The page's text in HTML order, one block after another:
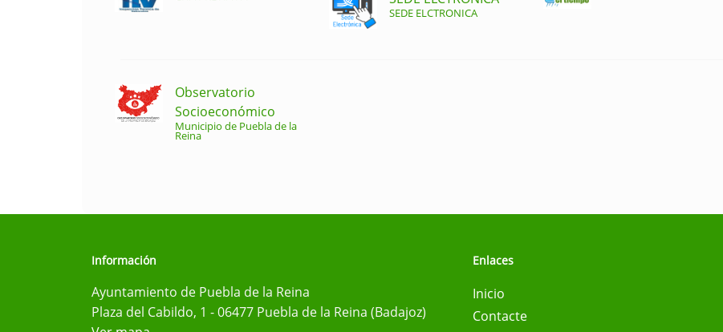
SEDE ELCTRONICA
Observatorio
Socioeconómico
Municipio de Puebla de la
Reina
Información
Ayuntamiento de Puebla de la Reina
Plaza del Cabildo, 1 - 06477 Puebla de la Reina (Badajoz)
Enlaces
Inicio
Contacte